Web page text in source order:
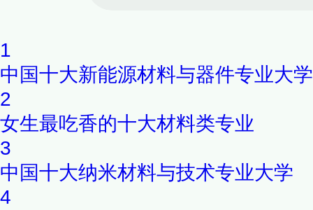
1
中国十大新能源材料与器件专业大学
2
女生最吃香的十大材料类专业
3
中国十大纳米材料与技术专业大学
4